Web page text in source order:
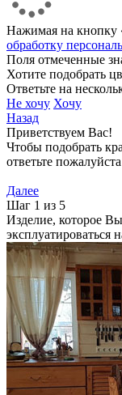
Нажимая на кнопку
обработку
Поля отмеченные
Хотите подобрать
Ответьте на
Не хочу Хочу
Назад
Приветствуем Вас!
Чтобы подобрать
ответьте
Далее
Шаг 1 из 5
Изделие, которое
эксплуатироваться